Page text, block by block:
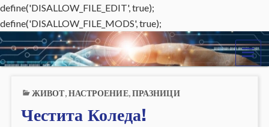
define('DISALLOW_FILE_EDIT', true);
define('DISALLOW_FILE_MODS', true);
o
r
ЖИВОТ,НАСТРОЕНИЕ,ПРАЗНИЦИ
Честита Коледа!